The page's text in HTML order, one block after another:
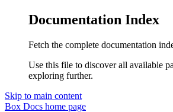
Documentation Index
Fetch the complete documentation
Use this file to discover all available
exploring further.
Skip to main content
Box Docs home page